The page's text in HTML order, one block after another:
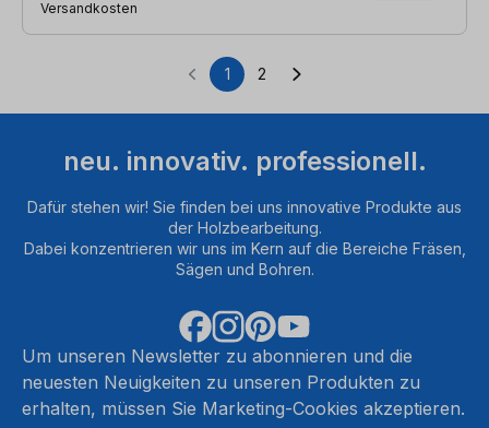
Versandkosten
Seite
1 Seite
2
neu. innovativ. professionell.
Dafür stehen wir! Sie finden bei uns innovative Produkte aus
der Holzbearbeitung.
Dabei konzentrieren wir uns im Kern auf die Bereiche Fräsen,
Sägen und Bohren.
Um unseren Newsletter zu abonnieren und die
neuesten Neuigkeiten zu unseren Produkten zu
erhalten, müssen Sie Marketing-Cookies akzeptieren.